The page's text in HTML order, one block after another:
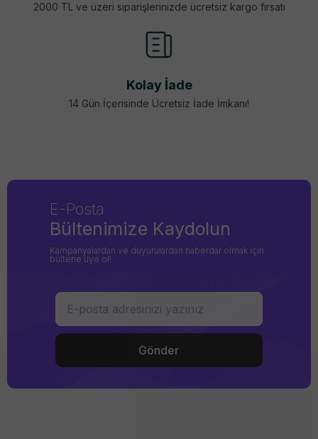
2000 TL ve üzeri siparişlerinizde ücretsiz kargo fırsatı
Kolay İade
14 Gün İçerisinde Ücretsiz İade İmkanı!
E-Posta
Bültenimize Kaydolun
Kampanyalardan ve duyurulardan haberdar olmak için
bültene üye ol!